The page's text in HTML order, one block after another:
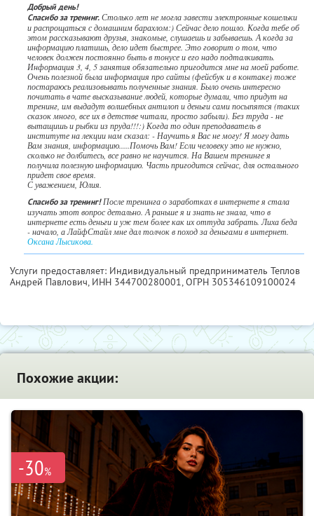
Добрый день!
Спасибо за тренинг.Столько лет не могла завести электронные кошельки
и распрощаться с домашним барахлом:) Сейчас дело пошло. Когда тебе об
этом рассказывают друзья, знакомые, слушаешь и забываешь. А когда за
информацию платишь, дело идет быстрее. Это говорит о том, что
человек должен постоянно быть в тонусе и его надо подталкивать.
Информация 3, 4, 5 занятия обязательно пригодится мне на моей работе.
Очень полезной была информация про сайты (фейсбук и в контаке) тоже
постараюсь реализовывать полученные знания. Было очень интересно
почитать в чате высказывание людей, которые думали, что придут на
тренинг, им выдадут волшебных антилоп и деньги сами посыпятся (таких
сказок много, все их в детстве читали, просто забыли). Без труда - не
вытащишь и рыбки из пруда!!!:) Когда то один преподаватель в
институте на лекции нам сказал: - Научить я Вас не могу! Я могу дать
Вам знания, информацию.....Помочь Вам! Если человеку это не нужно,
сколько не долбитесь, все равно не научится. На Вашем тренинге я
получила полезную информацию. Часть пригодится сейчас, для остального
придет свое время.
С уважением, Юлия.
Спасибо за тренинг!После тренинга о заработках в интернете я стала
изучать этот вопрос детально. А раньше я и знать не знала, что в
интернете есть деньги и уж тем более как их оттуда забрать. Лиха беда
- начало, а ЛайфСтайл мне дал толчок в поход за деньгами в интернет.
Оксана Лысикова.
Услуги предоставляет: Индивидуальный предприниматель Теплов
Андрей Павлович, ИНН 344700280001, ОГРН 305346109100024
Похожие акции:
-30%